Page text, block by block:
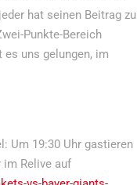
hat seinen Beitrag zu
Punkte-Bereich
uns gelungen, im
Um 19:30 Uhr gastieren
im Relive auf